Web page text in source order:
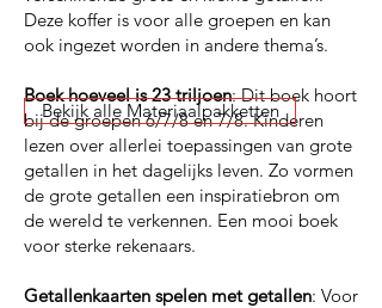
Deze koffer is voor alle groepen en kan
ook ingezet worden in andere thema’s.
Boek hoeveel is 23 triljoen: Dit boek hoort
bij de groepen 6/7/8 en 7/8. Kinderen
lezen over allerlei toepassingen van grote
getallen in het dagelijks leven. Zo vormen
de grote getallen een inspiratiebron om
de wereld te verkennen. Een mooi boek
voor sterke rekenaars.
Getallenkaarten spelen met getallen: Voor
Bekijk alle Materiaalpakketten